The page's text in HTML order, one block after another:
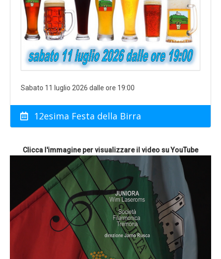
Sabato 11 luglio 2026 dalle ore 19:00
12esima Festa della Birra
Clicca l'immagine per visualizzare il video su YouTube